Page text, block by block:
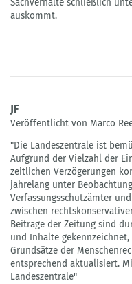
auskommt.
JF
Veröffentlicht von Marco
"Die Landeszentrale ist
Aufgrund der Vielzahl der
zeitlichen Verzögerungen
jahrelang unter
Verfassungsschutzämter
zwischen
Beiträge der Zeitung sind
und Inhalte
Grundsätze der
entsprechend aktualisiert.
Landeszentrale"